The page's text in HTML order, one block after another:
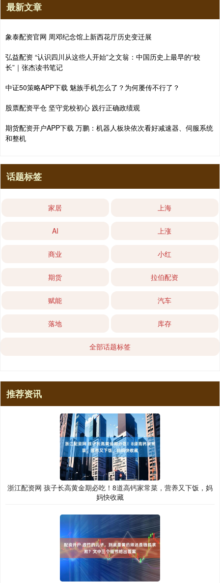
最新文章
象泰配资官网 周邓纪念馆上新西花厅历史变迁展
弘益配资 “认识四川从这些人开始”之文翁：中国历史上最早的“校
长”｜张杰读书笔记
中证50策略APP下载 魅族手机怎么了？为何屡传不行了？
股票配资平仓 坚守党校初心 践行正确政绩观
期货配资开户APP下载 万鹏：机器人板块依次看好减速器、伺服系统
和整机
话题标签
家居 上海
AI 上涨
商业 小红
期货 拉伯配资
赋能 汽车
落地 库存
全部话题标签
推荐资讯
浙江配资网 孩子长高黄金期必吃！8道高钙家常菜，营养又下饭，妈
妈快收藏